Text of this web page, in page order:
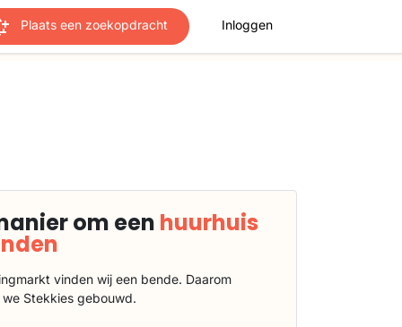
Plaats een zoekopdracht Inloggen
om een huurhuis
vinden wij een bende. Daarom
Stekkies gebouwd.